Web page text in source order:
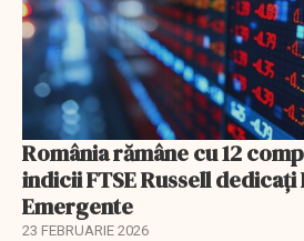
România rămâne cu 12
indicii FTSE Russell
Emergente
23 FEBRUARIE 2026